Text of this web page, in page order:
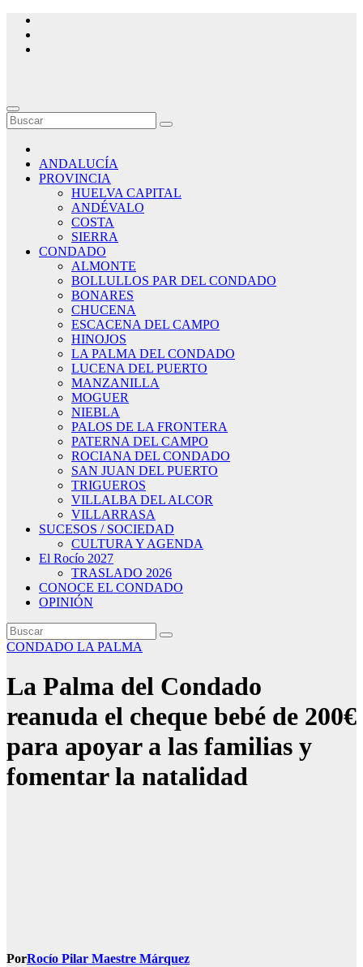
Saltar
contenido
ANDALUCÍA
PROVINCIA
HUELVA CAPITAL
ANDÉVALO
COSTA
SIERRA
CONDADO
ALMONTE
BOLLULLOS PAR DEL CONDADO
BONARES
CHUCENA
ESCACENA DEL CAMPO
HINOJOS
LA PALMA DEL CONDADO
LUCENA DEL PUERTO
MANZANILLA
MOGUER
NIEBLA
PALOS DE LA FRONTERA
PATERNA DEL CAMPO
ROCIANA DEL CONDADO
SAN JUAN DEL PUERTO
TRIGUEROS
VILLALBA DEL ALCOR
VILLARRASA
SUCESOS / SOCIEDAD
CULTURA Y AGENDA
El Rocío 2027
TRASLADO 2026
CONOCE EL CONDADO
OPINIÓN
CONDADO LA PALMA
La Palma del Condado
reanuda el cheque bebé de 200€
para apoyar a las familias y
fomentar la natalidad
PorRocío Pilar Maestre Márquez